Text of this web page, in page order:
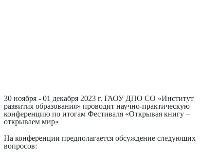
30 ноября - 01 декабря 2023 г. ГАОУ ДПО СО «Институт
развития образования» проводит научно-практическую
конференцию по итогам Фестиваля «Открывая книгу –
открываем мир»
На конференции предполагается обсуждение следующих
вопросов: